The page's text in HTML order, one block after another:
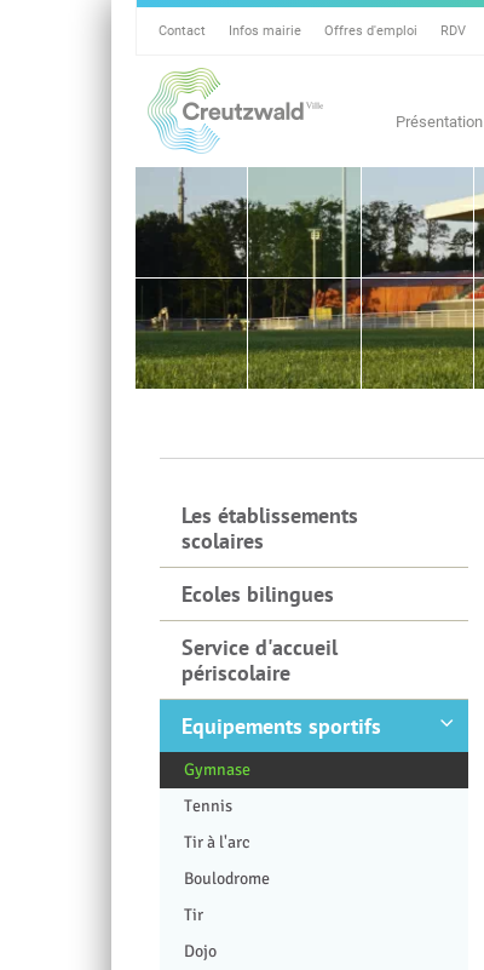
Contact Infos mairie Offres d'emploi RDV
Présentation
Les établissements
scolaires
Ecoles bilingues
Service d'accueil
périscolaire
Equipements sportifs
Gymnase
Tennis
Tir à l'arc
Boulodrome
Tir
Dojo